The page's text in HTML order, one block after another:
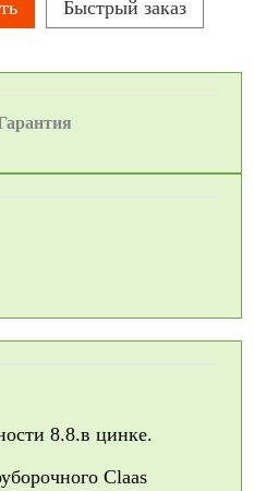
Быстрый заказ
8.8.в цинке.
Claas